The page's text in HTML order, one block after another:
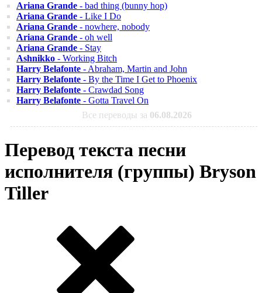
Ariana Grande - bad thing (bunny hop)
Ariana Grande - Like I Do
Ariana Grande - nowhere, nobody
Ariana Grande - oh well
Ariana Grande - Stay
Ashnikko - Working Bitch
Harry Belafonte - Abraham, Martin and John
Harry Belafonte - By the Time I Get to Phoenix
Harry Belafonte - Crawdad Song
Harry Belafonte - Gotta Travel On
Все переводы за 06.08.2026
Перевод текста песни
исполнителя (группы) Bryson
Tiller